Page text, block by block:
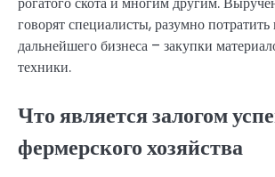
говорят специалисты, разумно потратить
дальнейшего бизнеса – закупки
техники.
Что является залогом
фермерского хозяйства